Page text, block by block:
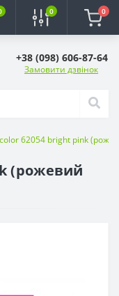
0 0
+38 (098) 606-87-64
Замовити дзвінок
62054 bright pink
(рожевий